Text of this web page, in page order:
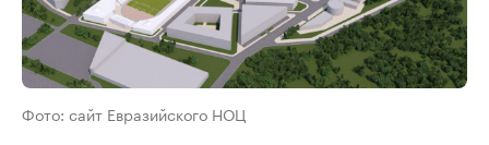
Фото: сайт Евразийского НОЦ